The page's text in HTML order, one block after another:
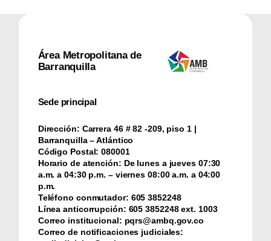
Área Metropolitana de
Barranquilla
Sede principal
Dirección: Carrera 46 # 82 -209, piso 1 |
Barranquilla – Atlántico
Código Postal: 080001
Horario de atención: De lunes a jueves 07:30
a.m. a 04:30 p.m. – viernes 08:00 a.m. a 04:00
p.m.
Teléfono conmutador: ‪605 3852248
Línea anticorrupción: ‪605 3852248 ext. 1003
Correo institucional: pqrs@ambq.gov.co
Correo de notificaciones judiciales: